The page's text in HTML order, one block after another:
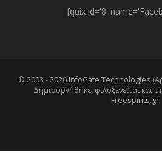
[quix id='8'
© 2003 - 2026 InfoGate Technologies
Δημιουργήθηκε, φιλοξενείται και
Freespirits.gr